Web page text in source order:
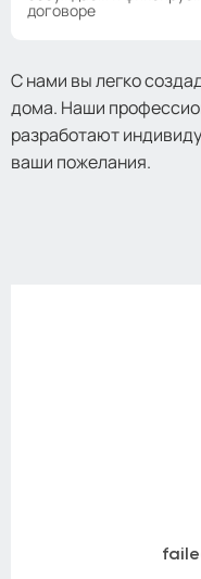
договоре
С нами вы легко
дома. Наши
разработают
ваши пожелания.